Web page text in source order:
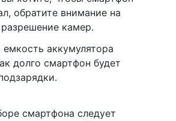
обратите внимание на
камер.
емкость аккумулятора
долго смартфон будет
смартфона следует